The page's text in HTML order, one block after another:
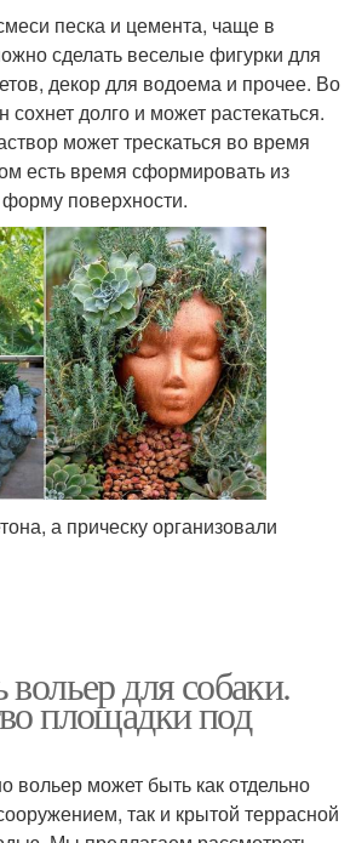
песка и цемента, чаще в
сделать веселые фигурки для
декор для водоема и прочее. Во
долго и может растекаться.
может трескаться во время
есть время сформировать из
поверхности.
а прическу организовали
для собаки.
площадки под
вольер может быть как отдельно
так и крытой террасной